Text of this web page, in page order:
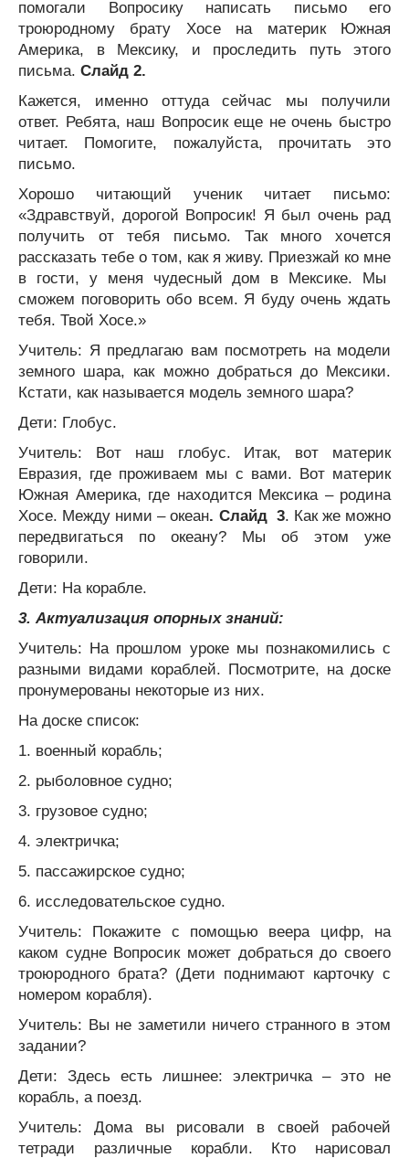
помогали Вопросику написать письмо его
троюродному брату Хосе на материк Южная
Америка, в Мексику, и проследить путь этого
письма. Слайд 2.
Кажется, именно оттуда сейчас мы получили
ответ. Ребята, наш Вопросик еще не очень быстро
читает. Помогите, пожалуйста, прочитать это
письмо.
Хорошо читающий ученик читает письмо:
«Здравствуй, дорогой Вопросик! Я был очень рад
получить от тебя письмо. Так много хочется
рассказать тебе о том, как я живу. Приезжай ко мне
в гости, у меня чудесный дом в Мексике. Мы
сможем поговорить обо всем. Я буду очень ждать
тебя. Твой Хосе.»
Учитель: Я предлагаю вам посмотреть на модели
земного шара, как можно добраться до Мексики.
Кстати, как называется модель земного шара?
Дети: Глобус.
Учитель: Вот наш глобус. Итак, вот материк
Евразия, где проживаем мы с вами. Вот материк
Южная Америка, где находится Мексика – родина
Хосе. Между ними – океан. Слайд 3. Как же можно
передвигаться по океану? Мы об этом уже
говорили.
Дети: На корабле.
3. Актуализация опорных знаний:
Учитель: На прошлом уроке мы познакомились с
разными видами кораблей. Посмотрите, на доске
пронумерованы некоторые из них.
На доске список:
1. военный корабль;
2. рыболовное судно;
3. грузовое судно;
4. электричка;
5. пассажирское судно;
6. исследовательское судно.
Учитель: Покажите с помощью веера цифр, на
каком судне Вопросик может добраться до своего
троюродного брата? (Дети поднимают карточку с
номером корабля).
Учитель: Вы не заметили ничего странного в этом
задании?
Дети: Здесь есть лишнее: электричка – это не
корабль, а поезд.
Учитель: Дома вы рисовали в своей рабочей
тетради различные корабли. Кто нарисовал